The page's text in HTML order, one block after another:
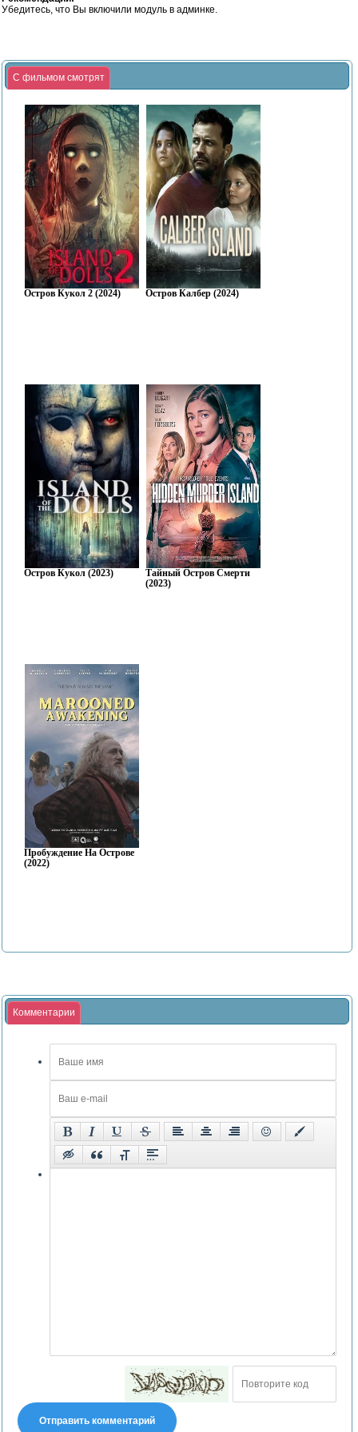
Убедитесь, что Вы включили модуль в админке.
С фильмом смотрят
Остров Кукол 2 (2024) Остров Калбер (2024)
Остров Кукол (2023)
Тайный Остров Смерти
(2023)
Пробуждение На Острове
(2022)
Комментарии
Отправить комментарий